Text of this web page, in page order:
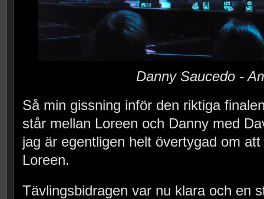
Danny Saucedo -
Så min gissning inför den riktiga
står mellan Loreen och Danny med
jag är egentligen helt övertygad om
Loreen.
Tävlingsbidragen var nu klara och en